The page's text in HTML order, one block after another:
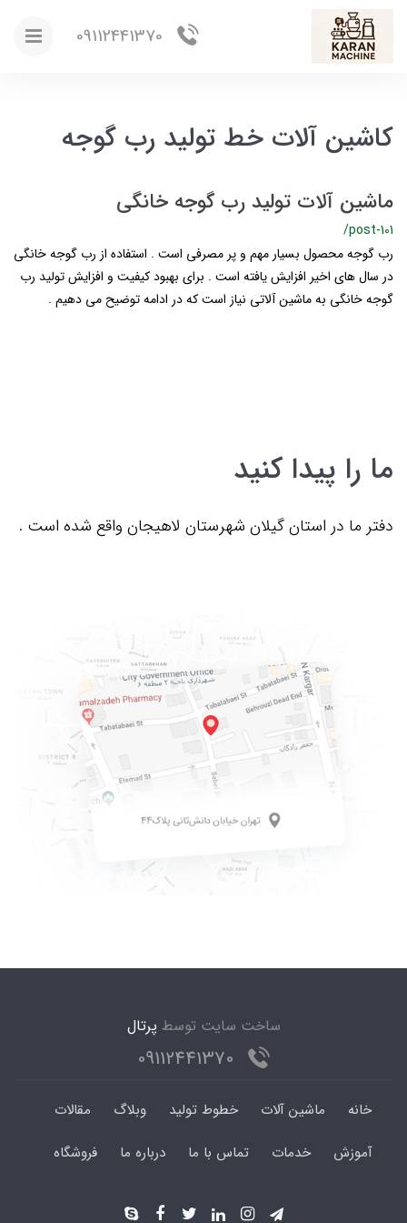
کاشین آلات خط تولید رب گوجه
ماشین آلات تولید رب گوجه خانگی
/post-101
رب گوجه محصول بسیار مهم و پر مصرفی است . استفاده از رب گوجه خانگی
در سال های اخیر افزایش یافته است . برای بهبود کیفیت و افزایش تولید رب
گوجه خانگی به ماشین آلاتی نیاز است که در ادامه توضیح می دهیم .
ما را پیدا کنید
دفتر ما در استان گیلان شهرستان لاهیجان واقع شده است .
ساخت سایت توسط پرتال
خانه ماشین آلات خطوط تولید وبلاگ
مقالات
آموزش
خدمات تماس با ما درباره ما فروشگاه